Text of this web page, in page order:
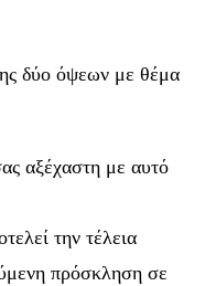
δύο όψεων με θέμα
αξέχαστη με αυτό
την τέλεια
πρόσκληση σε